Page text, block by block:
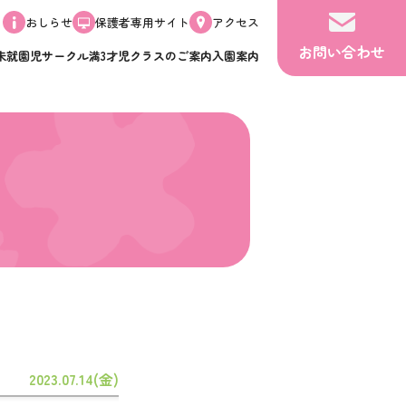
おしらせ 保護者専用サイト
アクセス
就園児サークル満3才児クラスのご案内入園案内 お問い合わせ
2023.07.14(金)